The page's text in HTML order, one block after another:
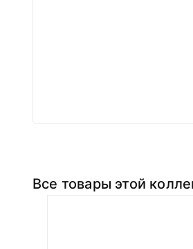
Все товары этой